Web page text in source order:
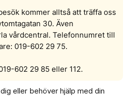
kommer alltså att träffa oss
30. Även
vårdcentral. Telefonnumret till
019-602 29 75.
602 29 85 eller 112.
eller behöver hjälp med din